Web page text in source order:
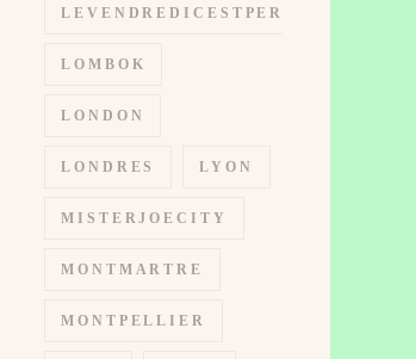
LEVENDREDICESTPERMIS
LOMBOK
LONDON
LONDRES LYON
MISTERJOECITY
MONTMARTRE
MONTPELLIER